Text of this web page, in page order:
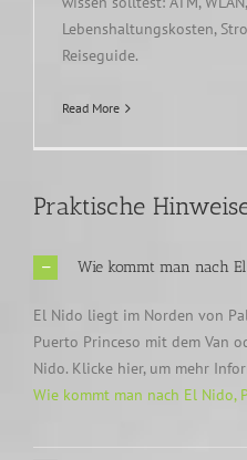
Lebenshaltungskosten,
Reiseguide.
Read More
Praktische
Wie kommt man nach El
El Nido liegt im Norden von
Puerto Princeso mit dem Van
Nido. Klicke hier, um mehr
Wie kommt man nach El Nido,